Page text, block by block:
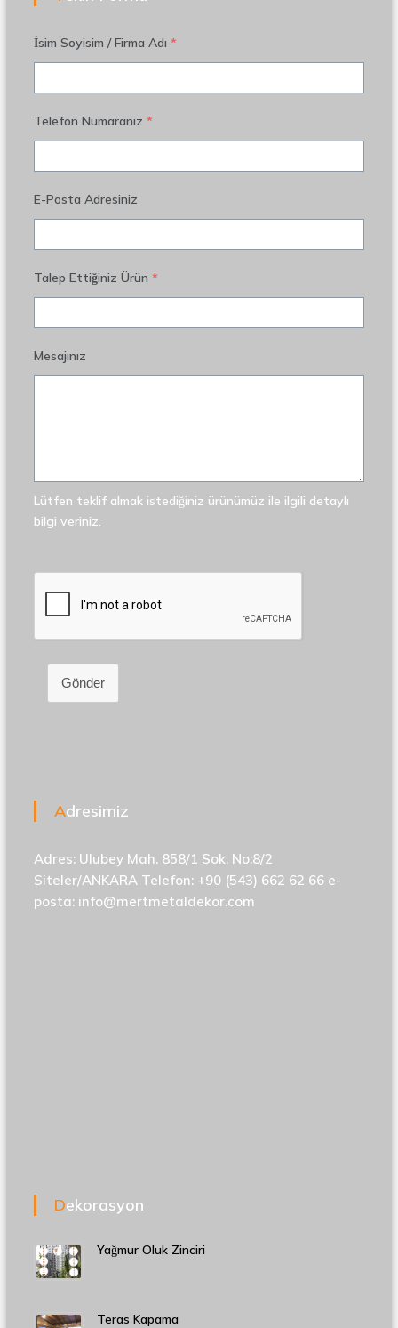
İsim Soyisim / Firma Adı *
Telefon Numaranız *
E-Posta Adresiniz
Talep Ettiğiniz Ürün *
Mesajınız
Lütfen teklif almak istediğiniz ürünümüz ile ilgili detaylı
bilgi veriniz.
Gönder
Adresimiz
Adres: Ulubey Mah. 858/1 Sok. No:8/2
Siteler/ANKARA Telefon: +90 (543) 662 62 66 e-
posta: info@mertmetaldekor.com
Dekorasyon
Yağmur Oluk Zinciri
Teras Kapama